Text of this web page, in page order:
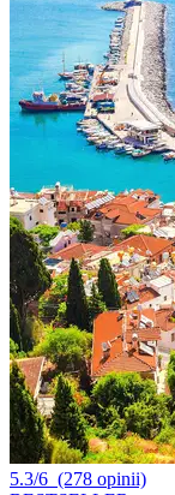
5.3/6 (278 opinii)